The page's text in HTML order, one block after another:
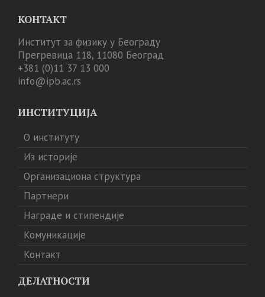
КОНТАКТ
Институт за физику у Београду
Прегревица 118, 11080 Београд
+381 (0)11 37 13 000
info@ipb.ac.rs
ИНСТИТУЦИЈА
О институту
Из историје
Организациона структура
Партнери
Награде и стипендије
Комуникације
Контакт
ДЕЛАТНОСТИ